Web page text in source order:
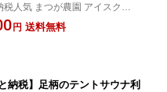
スを毎月お届け（味はお任
ヶ月：192個） 果物 フルー
人気 まつが農園 アイスクリー
イスクリーム 神奈川県 南足柄
園で栽培した果物や足柄平野の
円 送料無料
納税】足柄のテントサウナ利